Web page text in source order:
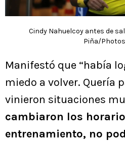
Cindy Nahuelcoy antes de
Piña/
Manifestó que “había
miedo a volver. Quería
vinieron situaciones
cambiaron los
entrenamiento, no